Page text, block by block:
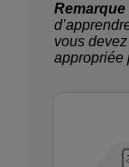
Remarque
vous
appropriée